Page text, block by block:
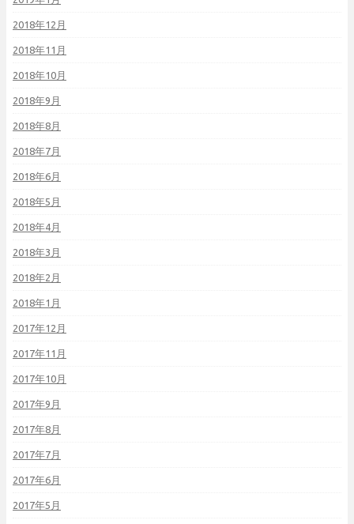
2018年12月
2018年11月
2018年10月
2018年9月
2018年8月
2018年7月
2018年6月
2018年5月
2018年4月
2018年3月
2018年2月
2018年1月
2017年12月
2017年11月
2017年10月
2017年9月
2017年8月
2017年7月
2017年6月
2017年5月